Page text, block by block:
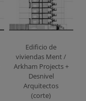
Edificio de
viviendas Ment /
Arkham Projects +
Desnivel
Arquitectos
(corte)